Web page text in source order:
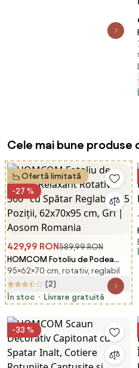
Cele mai bune produse
Ofertă limitată
-27 %
429,99 RON589,99 RON
HOMCOM Fotoliu de Podea
Relaxant Rotativ 360° cu
Spătar Reglabil în 5 Poziții,
62x70x95 cm, Gri | Aosom
Romania
95×62×70 cm, rotativ, reglabil
(2)
În stoc
Livrare gratuită
-33 %